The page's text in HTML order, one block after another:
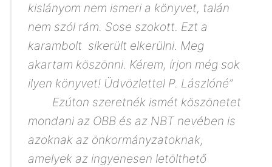
kislányom nem ismeri a könyvet, talán
nem szól rám. Sose szokott. Ezt a
karambolt sikerült elkerülni. Meg
akartam köszönni. Kérem, írjon még sok
ilyen könyvet! Üdvözlettel P. Lászlóné”
Ezúton szeretnék ismét köszönetet
mondani az OBB és az NBT nevében is
azoknak az önkormányzatoknak,
amelyek az ingyenesen letölthető